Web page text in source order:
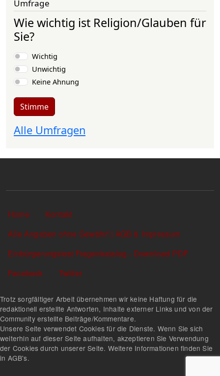
Umfrage
Wie wichtig ist Religion/Glauben für
Sie?
Auswahlmöglichkeiten
Wichtig
Unwichtig
Keine Ahnung
Stimme
Alle Umfragen
Sekundärlinks
Home
Kontakt
Alle Angaben ohne Gewähr! | AGB & Impressum
Einbürgerungstest Fragenkatalog - Download PDF
Facebook
Twitter
Trotz sorgfältiger Arbeit übernehmen wir keine Haftung für die
redaktionell erstellte Antworten, Inhalte externer Links und von der
Community erstellte Beiträge/Kommentare.
Unsere Seite verwendet Cookies für die Dienste. Wenn Sie sich
weiterhin auf dieser Seite aufhalten, akzeptieren Sie Verwendung
der Cookies durch unserer Seite. Weitere Informationen finden Sie
in AGB's.